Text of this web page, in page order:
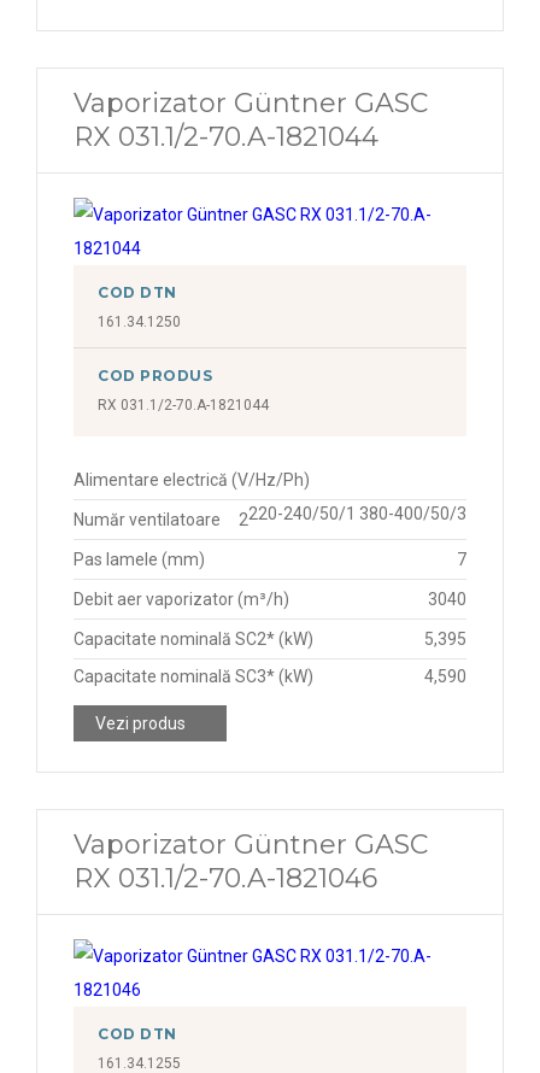
Vaporizator Güntner GASC
RX 031.1/2-70.A-1821044
COD DTN
161.34.1250
COD PRODUS
RX 031.1/2-70.A-1821044
Alimentare electrică (V/Hz/Ph)
220-240/50/1 380-400/50/3
Număr ventilatoare 2
Pas lamele (mm) 7
Debit aer vaporizator (m³/h) 3040
Capacitate nominală SC2* (kW)
5,395
Capacitate nominală SC3* (kW)
4,590
Vezi produs
Vaporizator Güntner GASC
RX 031.1/2-70.A-1821046
COD DTN
161.34.1255